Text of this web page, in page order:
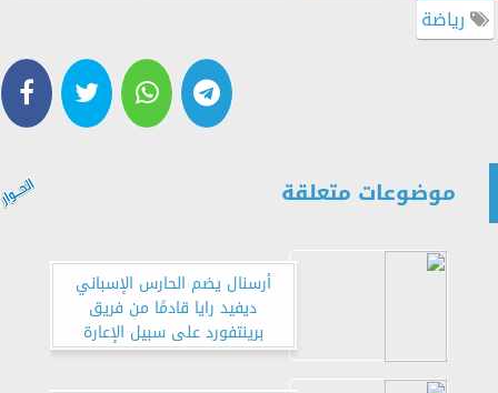
رياضة
موضوعات متعلقة
أرسنال يضم الحارس الإسباني
ديفيد رايا قادمًا من فريق
برينتفورد على سبيل الإعارة